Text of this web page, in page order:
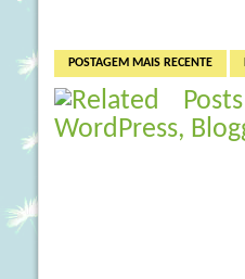
POSTAGEM MAIS RECENTE